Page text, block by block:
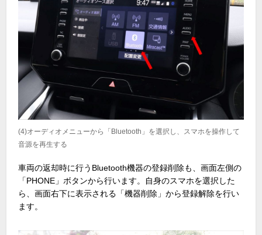
(4)オーディオメニューから「Bluetooth」を選択し、スマホを操作して
音源を再生する
車両の返却時に行うBluetooth機器の登録削除も、画面左側の
「PHONE」ボタンから行います。自身のスマホを選択した
ら、画面右下に表示される「機器削除」から登録解除を行い
ます。